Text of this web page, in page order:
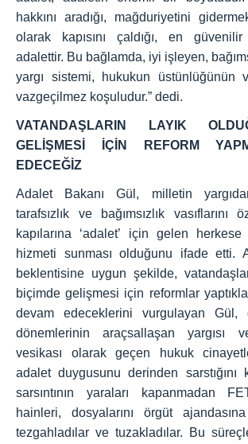
hakkını aradığı, mağduriyetini
olarak kapısını çaldığı, en
adalettir. Bu bağlamda, iyi işleyen,
yargı sistemi, hukukun üstünlüğünün
vazgeçilmez koşuludur.” dedi.
VATANDAŞLARIN LAYIK
GELİŞMESİ İÇİN REFORM
EDECEĞİZ
Adalet Bakanı Gül, milletin
tarafsızlık ve bağımsızlık vasıflarını
kapılarına ‘adalet’ için gelen herkese
hizmeti sunması olduğunu ifade etti.
beklentisine uygun şekilde,
biçimde gelişmesi için reformlar
devam edeceklerini vurgulayan Gül,
dönemlerinin araçsallaşan yargısı
vesikası olarak geçen hukuk
adalet duygusunu derinden sarstığını
sarsıntının yaraları kapanmadan
hainleri, dosyalarını örgüt
tezgahladılar ve tuzakladılar. Bu